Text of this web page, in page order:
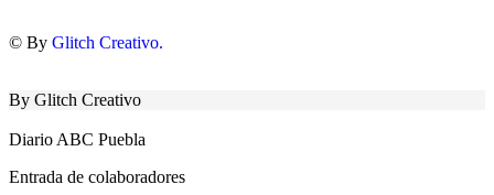
© By Glitch Creativo.
By Glitch Creativo
Diario ABC Puebla
Entrada de colaboradores